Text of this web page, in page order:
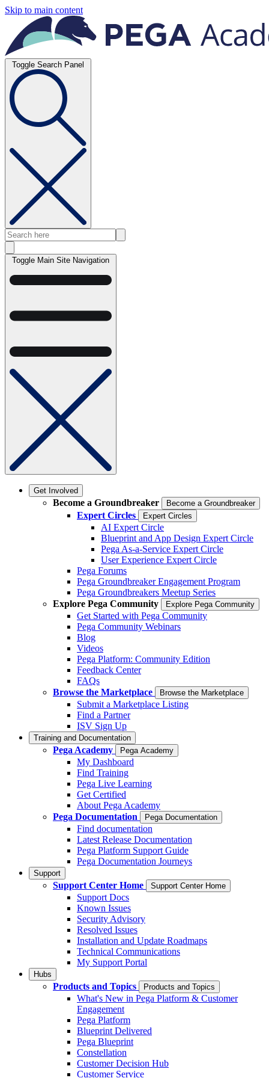
Skip to main content
Toggle Search Panel
Toggle Main Site Navigation
Get Involved
Become a Groundbreaker Become a Groundbreaker
Expert Circles Expert Circles
AI Expert Circle
Blueprint and App Design Expert Circle
Pega As-a-Service Expert Circle
User Experience Expert Circle
Pega Forums
Pega Groundbreaker Engagement Program
Pega Groundbreakers Meetup Series
Explore Pega Community
Explore Pega Community
Get Started with Pega Community
Pega Community Webinars
Blog
Videos
Pega Platform: Community Edition
Feedback Center
FAQs
Browse the Marketplace
Browse the Marketplace
Submit a Marketplace Listing
Find a Partner
ISV Sign Up
Training and Documentation
Pega Academy Pega Academy
My Dashboard
Find Training
Pega Live Learning
Get Certified
About Pega Academy
Pega Documentation
Pega Documentation
Find documentation
Latest Release Documentation
Pega Platform Support Guide
Pega Documentation Journeys
Support
Support Center Home Support Center Home
Support Docs
Known Issues
Security Advisory
Resolved Issues
Installation and Update Roadmaps
Technical Communications
My Support Portal
Hubs
Products and Topics Products and Topics
What's New in Pega Platform & Customer
Engagement
Pega Platform
Blueprint Delivered
Pega Blueprint
Constellation
Customer Decision Hub
Customer Service